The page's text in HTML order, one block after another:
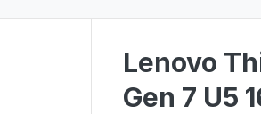
Lenovo
Gen 7 U5